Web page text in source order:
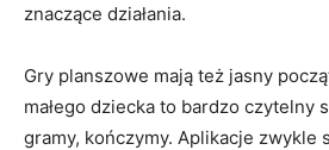
znaczące działania.
Gry planszowe mają też jasny
małego dziecka to bardzo czytelny
gramy, kończymy. Aplikacje zwykle